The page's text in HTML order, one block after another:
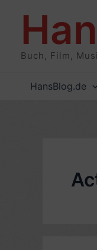
Buch, Film,
HansBlog.de